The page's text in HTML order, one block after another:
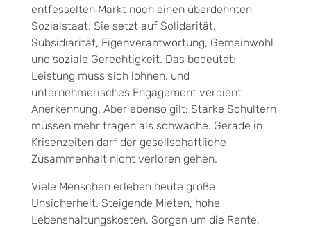
entfesselten Markt noch einen überdehnten
Sozialstaat. Sie setzt auf Solidarität,
Subsidiarität, Eigenverantwortung, Gemeinwohl
und soziale Gerechtigkeit. Das be­deutet:
Leistung muss sich lohnen, und
unternehmerisches Engagement verdient
Anerkennung. Aber ebenso gilt: Starke Schultern
müssen mehr tragen als schwache. Gerade in
Krisenzeiten darf der gesell­schaftliche
Zusammenhalt nicht verloren gehen.
Viele Menschen erleben heute große
Unsicherheit. Steigende Mieten, hohe
Lebenshaltungskosten, Sor­gen um die Rente,